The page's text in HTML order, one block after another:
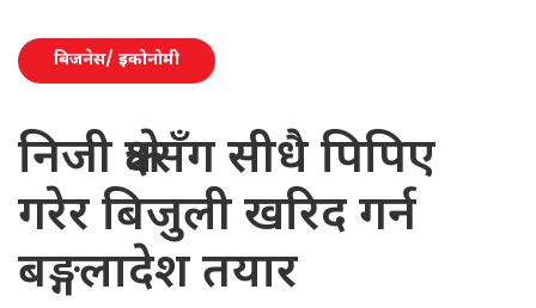
बिजनेस/ इकोनोमी
निजी क्षेत्रसँग सीधै पिपिए
गरेर बिजुली खरिद गर्न
बङ्गलादेश तयार